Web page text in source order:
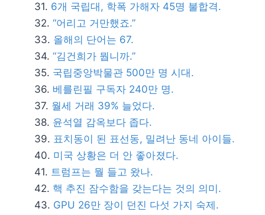
6개 국립대, 학폭 가해자 45명 불합격.
“어리고 거만했죠.”
올해의 단어는 67.
“김건희가 뭡니까.”
국립중앙박물관 500만 명 시대.
베를린필 구독자 240만 명.
월세 거래 39% 늘었다.
윤석열 감옥보다 좁다.
표치동이 된 표선동, 밀려난 동네 아이들.
미국 상황은 더 안 좋아졌다.
트럼프는 뭘 들고 왔나.
핵 추진 잠수함을 갖는다는 것의 의미.
GPU 26만 장이 던진 다섯 가지 숙제.